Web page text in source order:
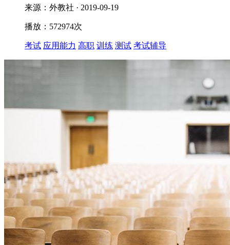
来源：外教社 · 2019-09-19
播放：572974次
考试 应用能力 高职 训练 测试 考试辅导